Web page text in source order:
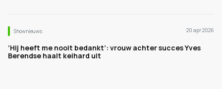
Shownieuws 20 apr 2026
‘Hij heeft me nooit bedankt’: vrouw achter succes Yves
Berendse haalt keihard uit